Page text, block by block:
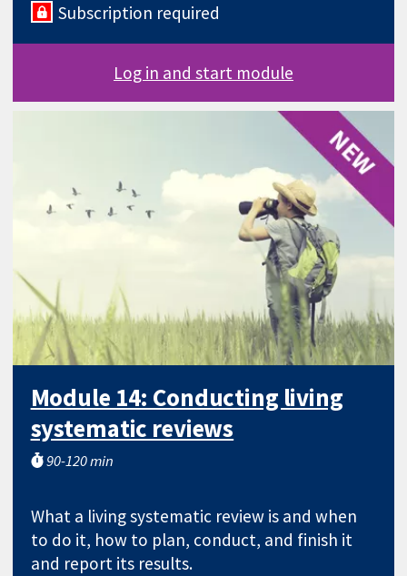
Subscription required
Log in and start module
Module 14: Conducting living
systematic reviews
90-120 min
What a living systematic review is and when
to do it, how to plan, conduct, and finish it
and report its results.